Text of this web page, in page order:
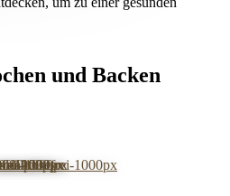
und Backen